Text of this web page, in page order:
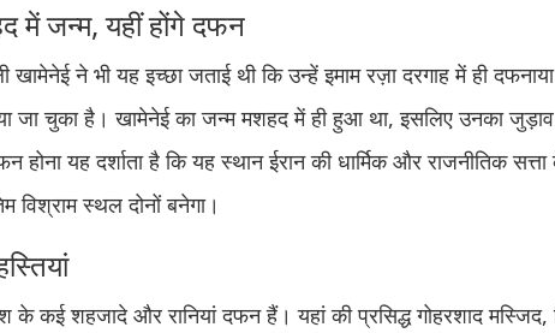
में जन्म, यहीं होंगे दफन
खामेनेई ने भी यह इच्छा जताई थी कि उन्हें इमाम रज़ा दरगाह में ही
जा चुका है। खामेनेई का जन्म मशहद में ही हुआ था, इसलिए उनका
होना यह दर्शाता है कि यह स्थान ईरान की धार्मिक और राजनीतिक
स्थल दोनों बनेगा।
के कई शहजादे और रानियां दफन हैं। यहां की प्रसिद्ध गोहरशाद मस्जिद,